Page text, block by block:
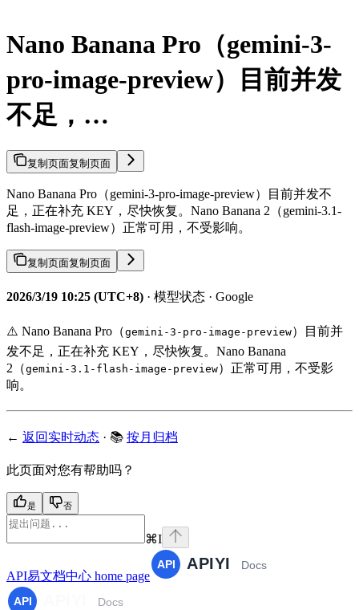
Nano Banana Pro（gemini-3-
pro-image-preview）目前并发
不足，…
复制页面复制页面
Nano Banana Pro（gemini-3-pro-image-preview）目前并发不
足，正在补充 KEY，尽快恢复。Nano Banana 2（gemini-3.1-
flash-image-preview）正常可用，不受影响。
复制页面复制页面
2026/3/19 10:25 (UTC+8) · 模型状态 · Google
⚠️ Nano Banana Pro（gemini-3-pro-image-preview）目前并
发不足，正在补充 KEY，尽快恢复。Nano Banana
2（gemini-3.1-flash-image-preview）正常可用，不受影
响。
← 返回实时动态 · 📚 按月归档
此页面对您有帮助吗？
是 否
⌘I
API易文档中心 home page